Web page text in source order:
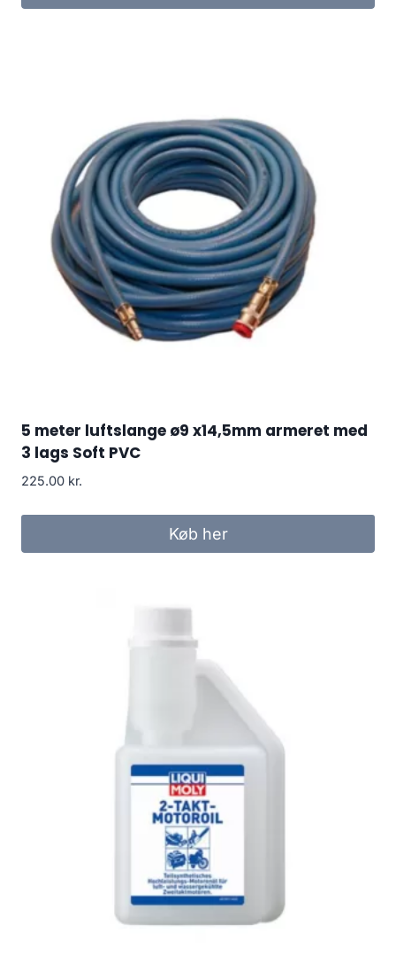
5 meter luftslange ø9 x14,5mm armeret med
3 lags Soft PVC
225.00 kr.
Køb her